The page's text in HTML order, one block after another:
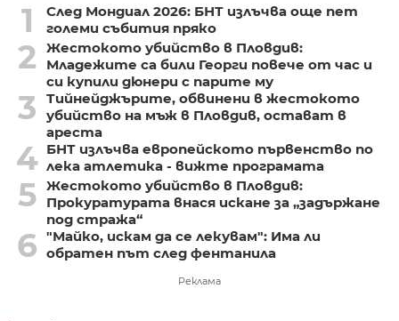
1
След Мондиал 2026: БНТ излъчва още пет
големи събития пряко
2
Жестокото убийство в Пловдив:
Младежите са били Георги повече от час и
си купили дюнери с парите му
3
Тийнейджърите, обвинени в жестокото
убийство на мъж в Пловдив, остават в
ареста
4 БНТ излъчва европейското първенство по
лека атлетика - вижте програмата
5 Жестокото убийство в Пловдив:
Прокуратурата внася искане за „задържане
под стража“
6 "Майко, искам да се лекувам": Има ли
обратен път след фентанила
Реклама